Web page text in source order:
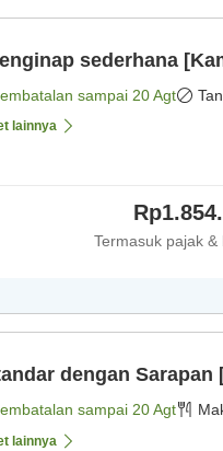
sederhana
sampai 20 Agt
lainnya
Termasuk pajak &
dengan Sarapan
sampai 20 Agt
lainnya